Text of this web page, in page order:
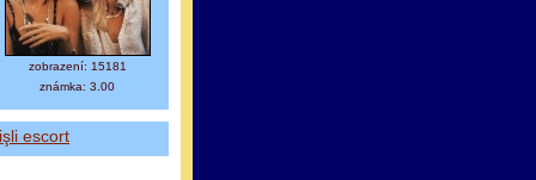
zobrazení: 15181
známka: 3.00
escort